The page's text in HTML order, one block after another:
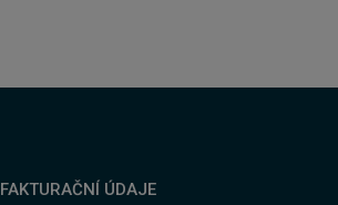
FAKTURAČNÍ ÚDAJE